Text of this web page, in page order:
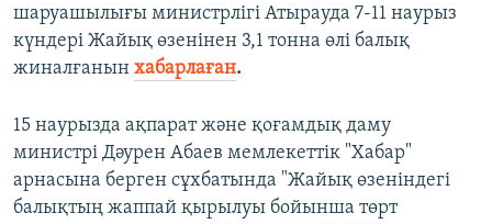
шаруашылығы министрлігі Атырауда 7-11 наурыз
күндері Жайық өзенінен 3,1 тонна өлі балық
жиналғанын хабарлаған.
15 наурызда ақпарат және қоғамдық даму
министрі Дәурен Абаев мемлекеттік "Хабар"
арнасына берген сұхбатында "Жайық өзеніндегі
балықтың жаппай қырылуы бойынша төрт